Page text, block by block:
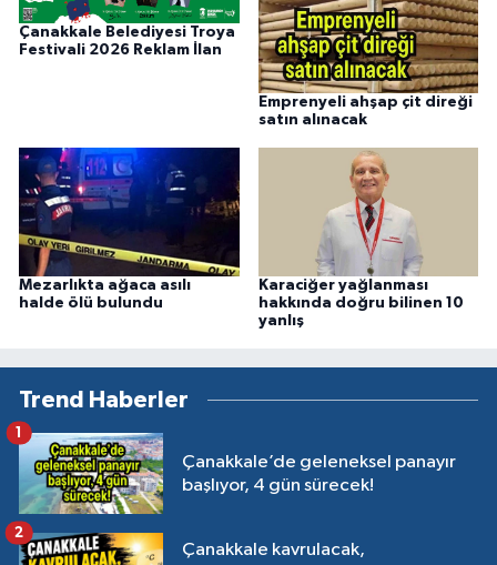
Çanakkale Belediyesi Troya
Festivali 2026 Reklam İlan
Emprenyeli ahşap çit direği
satın alınacak
Mezarlıkta ağaca asılı
halde ölü bulundu
Karaciğer yağlanması
hakkında doğru bilinen 10
yanlış
Trend Haberler
Çanakkale’de geleneksel panayır
başlıyor, 4 gün sürecek!
1
Çanakkale kavrulacak,
2